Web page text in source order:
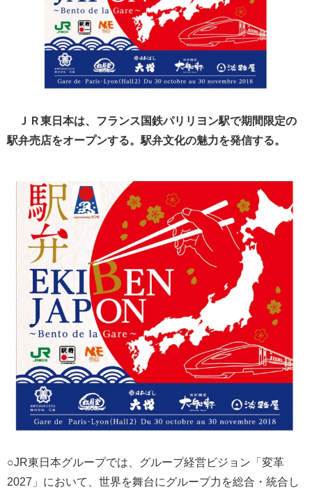
ＪＲ東日本は、フランス国鉄パリリヨン駅で期間限定の
駅弁売店をオープンする。駅弁文化の魅力を発信する。
○JR東日本グループでは、グループ経営ビジョン「変革
2027」において、世界を舞台にグループ力を総合・統合し